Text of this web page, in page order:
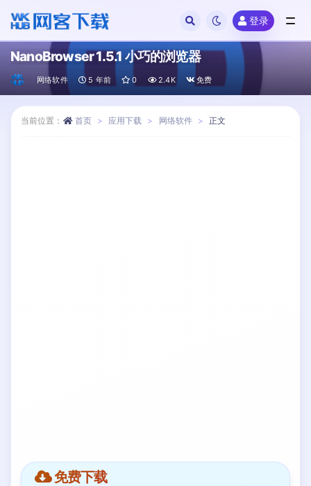
登录
NanoBrowser 1.5.1 小巧的浏览器
网络软件 5 年前 0 2.4K 免费
当前位置： 首页 应用下载 网络软件 正文
免费下载
全部